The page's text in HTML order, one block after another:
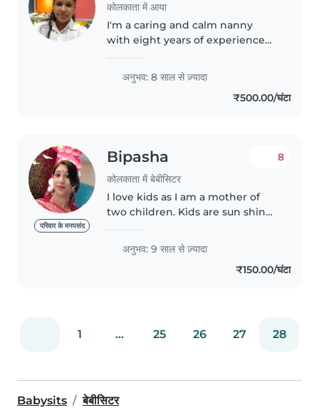
कोलकाता में आया
I'm a caring and calm nanny
with eight years of experience
slightly in English and good
Hindi, and comfortable cooking
meals. With experience in
अनुभव: 8 साल से ज़्यादा
₹500.00/घंटा
परिवार के मनपसंद
Bipasha
कोलकाता में बेबीसिटर
8
I love kids as I am a mother of
two children. Kids are sun shine
happy. I am experienced and I
love to serve my life for them.i
have done diploma in social..
अनुभव: 9 साल से ज़्यादा
₹150.00/घंटा
1 ... 25 26 27 28
Babysits बेबीसिटर